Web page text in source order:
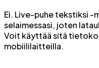
Ei. Live-puhe tekstiksi -
selaimessasi, joten
Voit käyttää sitä
mobiililaitteilla.